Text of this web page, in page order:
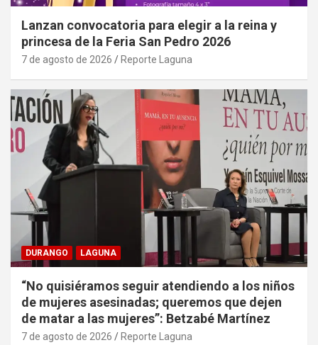
Lanzan convocatoria para elegir a la reina y
princesa de la Feria San Pedro 2026
7 de agosto de 2026 Reporte Laguna
DURANGO LAGUNA
“No quisiéramos seguir atendiendo a los niños
de mujeres asesinadas; queremos que dejen
de matar a las mujeres”: Betzabé Martínez
7 de agosto de 2026 Reporte Laguna